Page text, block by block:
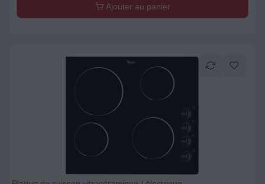
Ajouter au panier